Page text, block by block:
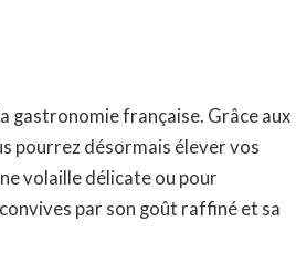
gastronomie française. Grâce aux
pourrez désormais élever vos
volaille délicate ou pour
par son goût raffiné et sa